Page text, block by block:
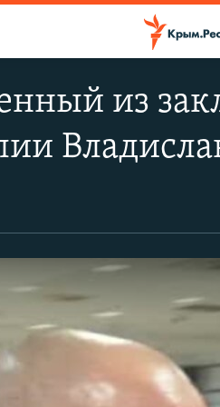
из